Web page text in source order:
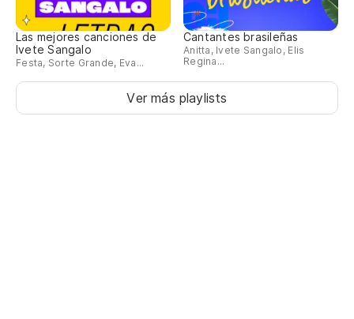
Las mejores canciones de
Ivete Sangalo
Festa, Sorte Grande, Eva...
Cantantes brasileñas
Anitta, Ivete Sangalo, Elis
Regina...
Ver más playlists